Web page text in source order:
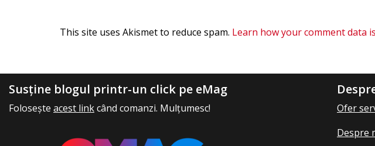
This site uses Akismet to reduce spam. Learn how your comment data
Susține blogul printr-un click pe eMag
Folosește acest linkcând comanzi. Mulțumesc!
Ofer
Despre